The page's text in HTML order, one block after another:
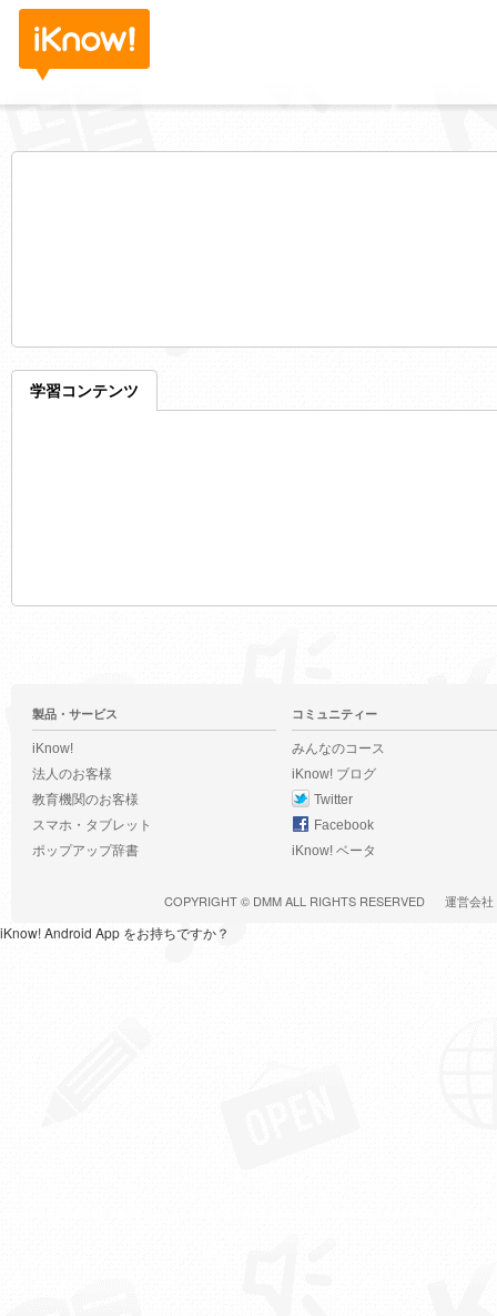
学習コンテンツ
製品・サービス
iKnow!
法人のお客様
教育機関のお客様
スマホ・タブレット
ポップアップ辞書
コミュニティー
みんなのコース
iKnow! ブログ
Twitter
Facebook
iKnow! ベータ
COPYRIGHT © DMMALL RIGHTS RESERVED 運営会社
iKnow! Android App をお持ちですか？